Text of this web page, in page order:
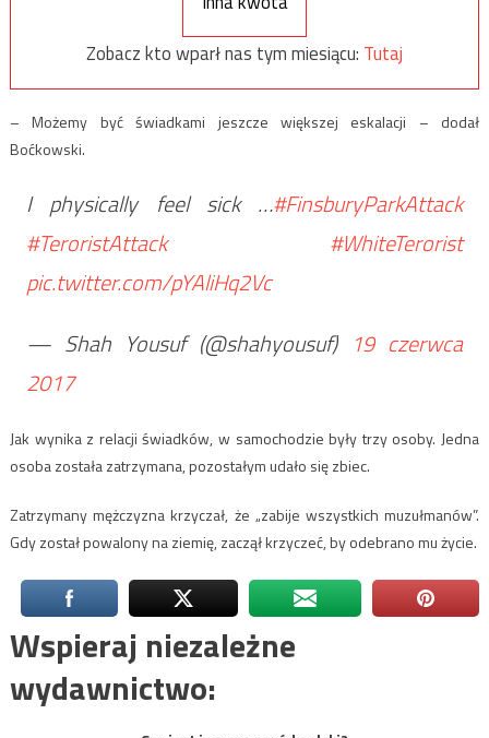
Zobacz kto wparł nas tym miesiącu: Tutaj
– Możemy być świadkami jeszcze większej eskalacji – dodał
Boćkowski.
I physically feel sick …#FinsburyParkAttack
#TeroristAttack
#WhiteTerorist
pic.twitter.com/pYAliHq2Vc
— Shah Yousuf (@shahyousuf) 19 czerwca
2017
Jak wynika z relacji świadków, w samochodzie były trzy osoby. Jedna
osoba została zatrzymana, pozostałym udało się zbiec.
Zatrzymany mężczyzna krzyczał, że „zabije wszystkich muzułmanów”.
Gdy został powalony na ziemię, zaczął krzyczeć, by odebrano mu życie.
Wspieraj niezależne
wydawnictwo: